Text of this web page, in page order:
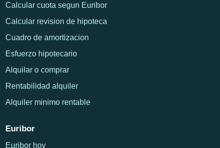
Calcular cuota segun Euribor
Calcular revision de hipoteca
Cuadro de amortizacion
Esfuerzo hipotecario
Alquilar o comprar
Rentabilidad alquiler
Alquiler minimo rentable
Euribor
Euribor hoy